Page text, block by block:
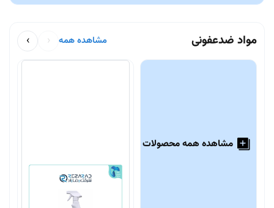
مواد ضدعفونی مشاهده همه ‹
›
مشاهده همه محصولات
اسپری ضدعفونی سطوح
سارفوسپت کوئیک 750cc